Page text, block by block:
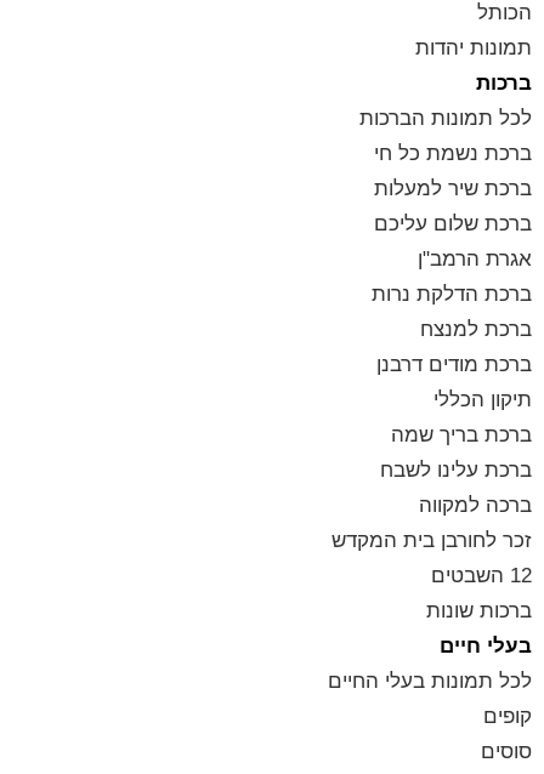
הכותל
תמונות יהדות
ברכות
לכל תמונות הברכות
ברכת נשמת כל חי
ברכת שיר למעלות
ברכת שלום עליכם
אגרת הרמב"ן
ברכת הדלקת נרות
ברכת למנצח
ברכת מודים דרבנן
תיקון הכללי
ברכת בריך שמה
ברכת עלינו לשבח
ברכה למקווה
זכר לחורבן בית המקדש
12 השבטים
ברכות שונות
בעלי חיים
לכל תמונות בעלי החיים
קופים
סוסים